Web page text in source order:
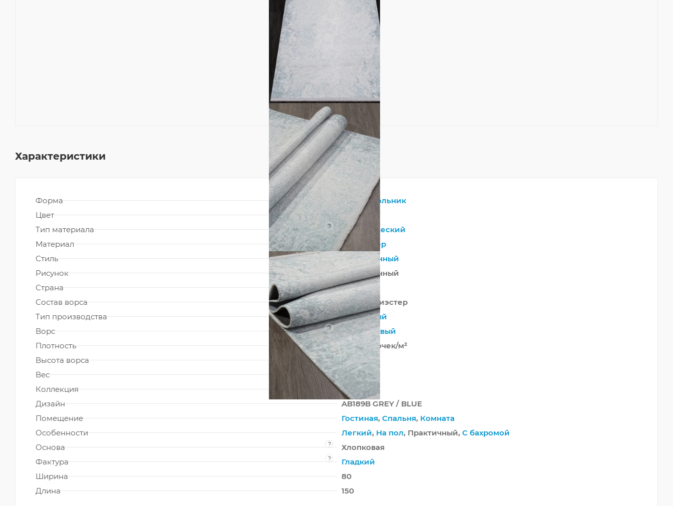
Характеристики
Форма
Прямоугольник
Цвет
Серый
Тип материала
?
Синтетический
Материал
Полиэстер
Стиль
Современный
Рисунок
Современный
Страна
Турция
Состав ворса
100% Полиэстер
Тип производства
Машинный
Ворс
?
Безворсовый
Плотность
166 400 точек/м²
Высота ворса
0 мм
Вес
1450 г/м²
Коллекция
LOTUS
Дизайн
AB189B GREY / BLUE
Помещение
Гостиная, Спальня, Комната
Особенности
Легкий, На пол, Практичный, С бахромой
Основа
?
Хлопковая
Фактура
?
Гладкий
Ширина
80
Длина
150